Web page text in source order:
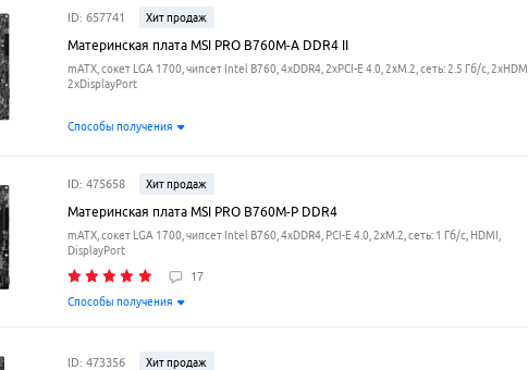
ID: 657741 Хит продаж
Материнская плата MSI PRO B760M-A DDR4 II
mATX, сокет LGA 1700, чипсет Intel B760, 4xDDR4, 2xPCI-E 4.0, 2xM.2, сеть: 2.5 Гб/с, 2xHDMI,
2xDisplayPort
Способы получения
ID: 475658 Хит продаж
Материнская плата MSI PRO B760M-P DDR4
mATX, сокет LGA 1700, чипсет Intel B760, 4xDDR4, PCI-E 4.0, 2xM.2, сеть: 1 Гб/с, HDMI,
DisplayPort
17
Способы получения
ID: 473356 Хит продаж